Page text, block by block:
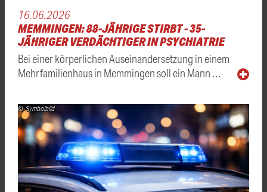
16.06.2026
MEMMINGEN: 88-JÄHRIGE STIRBT - 35-
JÄHRIGER VERDÄCHTIGER IN PSYCHIATRIE
Bei einer körperlichen Auseinandersetzung in einem
Mehrfamilienhaus in Memmingen soll ein Mann …
KI-Symbolbild